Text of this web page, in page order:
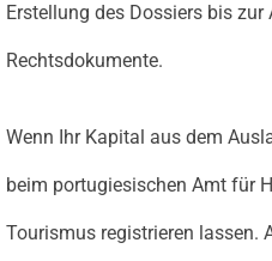
Erstellung des Dossiers bis
Rechtsdokumente.
Wenn Ihr Kapital aus dem
beim portugiesischen Amt für
Tourismus registrieren lassen.